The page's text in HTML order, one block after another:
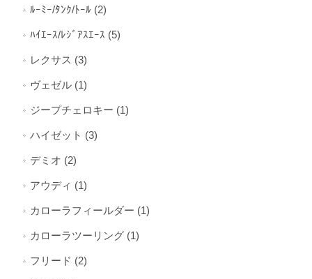
ﾙｰﾐｰ/ﾀﾝｸ/ﾄｰﾙ (2)
ﾊｲｴｰｽ/ﾚｼﾞｱｽｴｰｽ (5)
レクサス (3)
ヴェゼル (1)
ジープチェロキー (1)
ハイゼット (3)
デミオ (2)
アウディ (1)
カローラフィールダー (1)
カローラツーリング (1)
フリード (2)